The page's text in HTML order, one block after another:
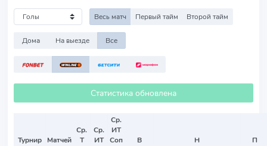
Весь матч Первый тайм Второй тайм
Дома На выезде Все
Статистика обновлена
Турнир Матчей
Ср.
Т
Ср.
ИТ
Ср.
ИТ
Соп
В Н
П